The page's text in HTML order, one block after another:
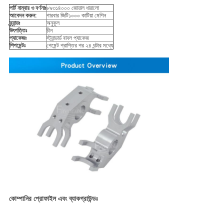
পার্ট নাম্বার ও বর্ণনাঃ৮৯৩১৪০০০ জোয়াল ধারালো
আবেদন করুন:
গারবার জিটি১০০০ কাটিয়া মেশিন
ব্র্যান্ডঃ
অনুকূল
উৎপত্তিঃ
চীন
প্যাকেজঃ
স্ট্যান্ডার্ড বাবল প্যাকেজ
শিপমেন্টঃ
পেমেন্ট প্রাপ্তির পর ২৪ ঘন্টার মধ্যে
কোম্পানির প্রোফাইল এবং ব্যাকগ্রাউন্ডঃ